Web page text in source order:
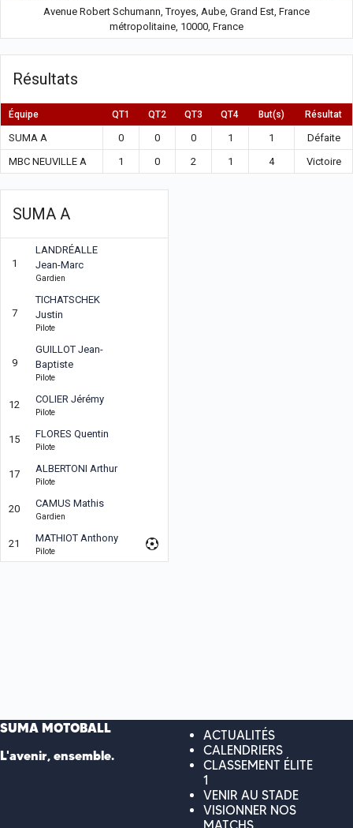
Avenue Robert Schumann, Troyes, Aube, Grand Est, France
métropolitaine, 10000, France
Résultats
Équipe QT1 QT2 QT3 QT4 But(s) Résultat
SUMA A 0 0 0 1 1
Défaite
MBC NEUVILLE A
1 0 2 1 4 Victoire
SUMA A
1
LANDRÉALLE
Jean-Marc
Gardien
7
TICHATSCHEK
Justin
Pilote
9
GUILLOT Jean-
Baptiste
Pilote
12 COLIER Jérémy
Pilote
15 FLORES Quentin
Pilote
17 ALBERTONI Arthur
Pilote
20 CAMUS Mathis
Gardien
21 MATHIOT Anthony
Pilote
SUMA MOTOBALL
L'avenir, ensemble.
ACTUALITÉS
CALENDRIERS
CLASSEMENT ÉLITE
1
VENIR AU STADE
VISIONNER NOS